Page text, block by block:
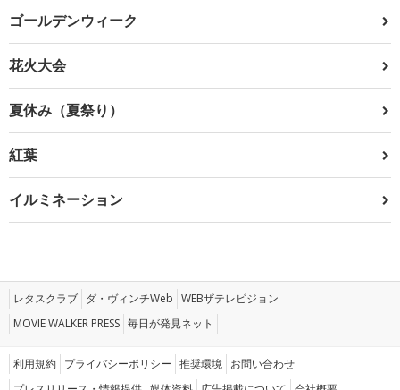
ゴールデンウィーク
花火大会
夏休み（夏祭り）
紅葉
イルミネーション
レタスクラブ ダ・ヴィンチWeb WEBザテレビジョン
MOVIE WALKER PRESS 毎日が発見ネット
利用規約 プライバシーポリシー 推奨環境 お問い合わせ